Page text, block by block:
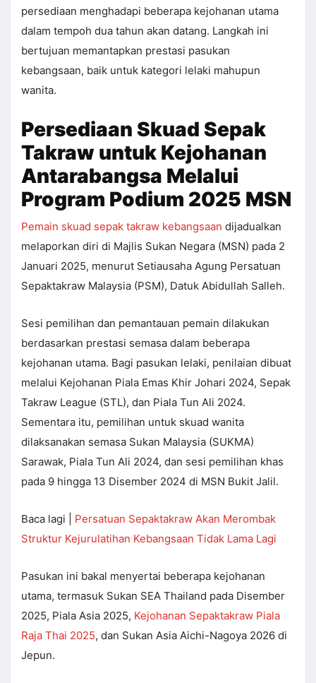
persediaan menghadapi beberapa kejohanan utama
dalam tempoh dua tahun akan datang. Langkah ini
bertujuan memantapkan prestasi pasukan
kebangsaan, baik untuk kategori lelaki mahupun
wanita.
Persediaan Skuad Sepak
Takraw untuk Kejohanan
Antarabangsa Melalui
Program Podium 2025 MSN
Pemain skuad sepak takraw kebangsaan dijadualkan
melaporkan diri di Majlis Sukan Negara (MSN) pada 2
Januari 2025, menurut Setiausaha Agung Persatuan
Sepaktakraw Malaysia (PSM), Datuk Abidullah Salleh.
Sesi pemilihan dan pemantauan pemain dilakukan
berdasarkan prestasi semasa dalam beberapa
kejohanan utama. Bagi pasukan lelaki, penilaian dibuat
melalui Kejohanan Piala Emas Khir Johari 2024, Sepak
Takraw League (STL), dan Piala Tun Ali 2024.
Sementara itu, pemilihan untuk skuad wanita
dilaksanakan semasa Sukan Malaysia (SUKMA)
Sarawak, Piala Tun Ali 2024, dan sesi pemilihan khas
pada 9 hingga 13 Disember 2024 di MSN Bukit Jalil.
Baca lagi | Persatuan Sepaktakraw Akan Merombak
Struktur Kejurulatihan Kebangsaan Tidak Lama Lagi
Pasukan ini bakal menyertai beberapa kejohanan
utama, termasuk Sukan SEA Thailand pada Disember
2025, Piala Asia 2025, Kejohanan Sepaktakraw Piala
Raja Thai 2025, dan Sukan Asia Aichi-Nagoya 2026 di
Jepun.